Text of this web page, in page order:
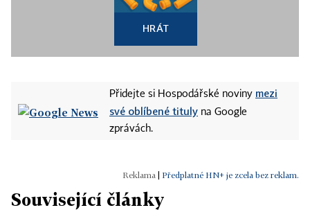
HRÁT
Přidejte si Hospodářské noviny mezi
své oblíbené tituly na Google
zprávách.
Předplatné HN+ je zcela bez reklam.
Související články